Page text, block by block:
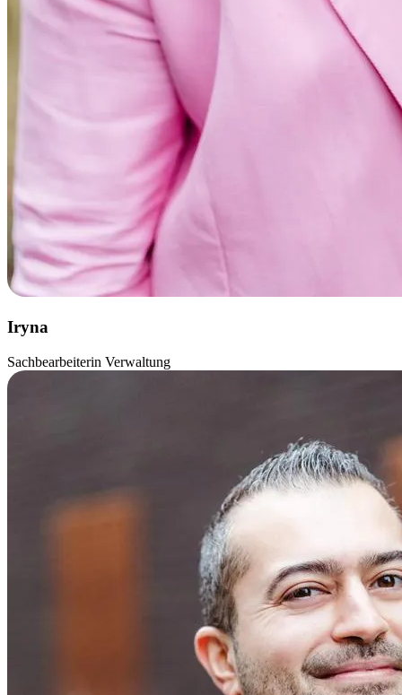
Iryna
Sachbearbeiterin Verwaltung